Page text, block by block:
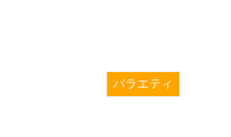
バラエティ